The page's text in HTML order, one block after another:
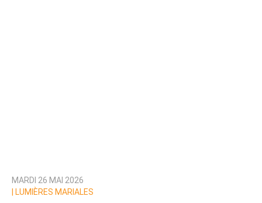
MARDI 26 MAI 2026
LUMIÈRES MARIALES